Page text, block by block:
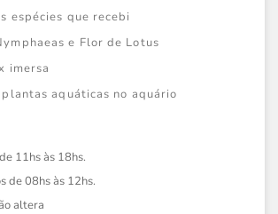
espécies que recebi
e Flor de Lotus
imersa
aquáticas no aquário
11hs às 18hs.
de 08hs às 12hs.
altera